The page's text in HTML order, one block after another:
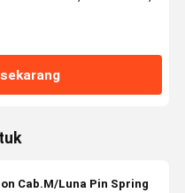
Cab.M/Luna Pin Spring